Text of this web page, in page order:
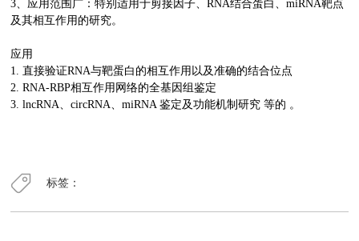
3、应用范围广：特别适用于剪接因子、RNA结合蛋白、miRNA靶点
及其相互作用的研究。
应用
1. 直接验证RNA与靶蛋白的相互作用以及准确的结合位点
2. RNA-RBP相互作用网络的全基因组鉴定
3. lncRNA、circRNA、miRNA 鉴定及功能机制研究 等的 。
标签：